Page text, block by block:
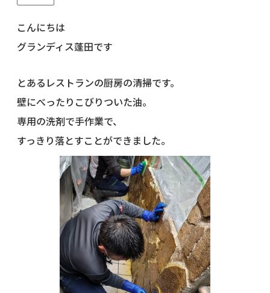
こんにちは
グランディス蓬田です
とあるレストランの厨房の清掃です。
壁にべったりこびりついた油。
専用の洗剤で手作業で、
すっきり落とすことができました。